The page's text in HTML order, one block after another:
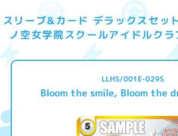
スリーブ&カード デラックスセッ
ノ空女学院スクールアイドルクラ
LLHS/001E-029S
Bloom the smile, Bloom the